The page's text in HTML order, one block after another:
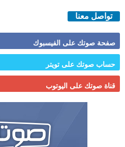
تواصل معنا
صفحة صوتك على الفيسبوك
حساب صوتك على تويتر
قناة صوتك على اليوتوب